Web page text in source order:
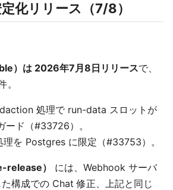
化リリース（7/8）
）は 2026年7月8日リリースで、
。
処理で run-data スロットが
ード（#33726）。
理を Postgres に限定（#33753）。
release）
には、Webhook サーバ
構成での Chat 修正、上記と同じ